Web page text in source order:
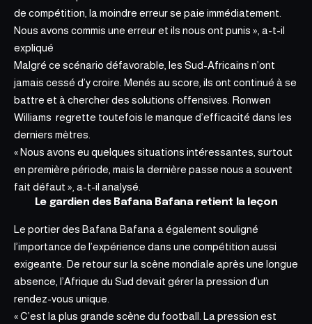
de compétition, la moindre erreur se paie immédiatement.
Nous avons commis une erreur et ils nous ont punis », a-t-il
expliqué
Malgré ce scénario défavorable, les Sud-Africains n’ont
jamais cessé d’y croire. Menés au score, ils ont continué à se
battre et à chercher des solutions offensives. Ronwen
Williams regrette toutefois le manque d’efficacité dans les
derniers mètres.
« Nous avons eu quelques situations intéressantes, surtout
en première période, mais la dernière passe nous a souvent
fait défaut », a-t-il analysé.
Le gardien des Bafana Bafana retient la leçon
Le portier des Bafana Bafana a également souligné
l’importance de l’expérience dans une compétition aussi
exigeante. De retour sur la scène mondiale après une longue
absence, l’Afrique du Sud devait gérer la pression d’un
rendez-vous unique.
« C’est la plus grande scène du football. La pression est